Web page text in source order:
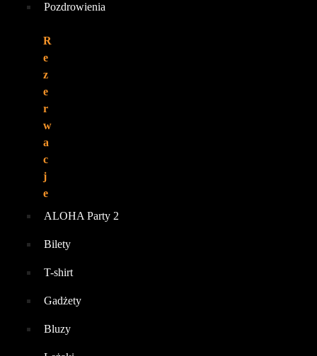
Pozdrowienia
R
e
z
e
r
w
a
c
j
e
ALOHA Party 2
Bilety
T-shirt
Gadżety
Bluzy